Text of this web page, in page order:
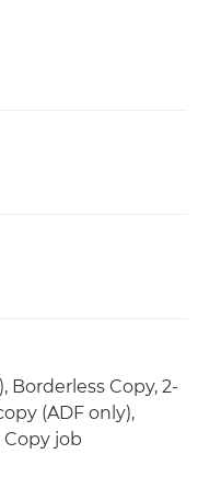
Copy, 2-
(ADF only),
Copy job